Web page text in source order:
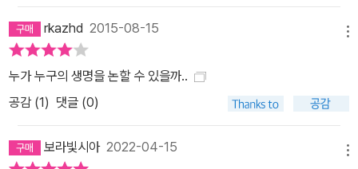
rkazhd 2015-08-15
누가 누구의 생명을 논할 수 있을까..
공감 (1) 댓글 (0)
보라빛시아2022-04-15